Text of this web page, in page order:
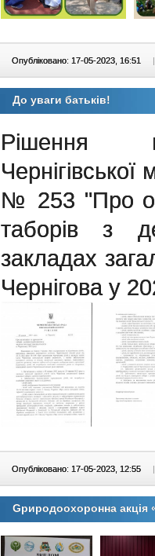
Опубліковано: 17-05-2023, 16:51 |
До уваги батьків!
Рішення
№ 253 "Про
таборів з
закладах
Чернігова у
Опубліковано: 17-05-2023, 12:55 |
Gриродоохоронна акція